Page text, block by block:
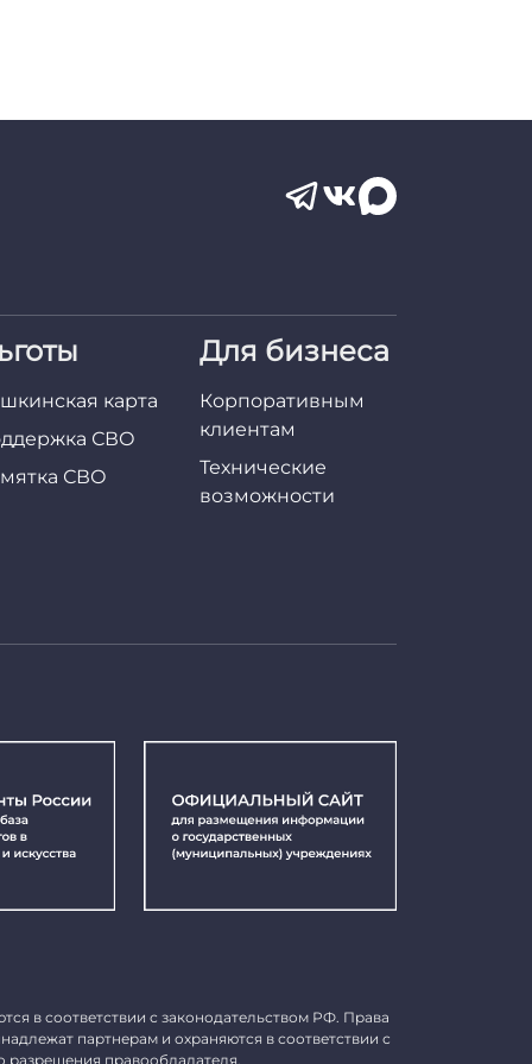
карта
СВО
СВО
Для бизнеса
Корпоративным
клиентам
Технические
возможности
в соответствии с законодательством РФ. Права
партнерам и охраняются в соответствии с
разрешения правообладателя.